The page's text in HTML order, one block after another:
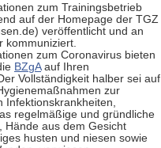
zum Trainingsbetrieb
auf der Homepage der TGZ
veröffentlicht und an
kommuniziert.
zum Coronavirus bieten
BZgAauf Ihren
Vollständigkeit halber sei auf
zur
Infektionskrankheiten,
regelmäßige und gründliche
Hände aus dem Gesicht
husten und niesen sowie